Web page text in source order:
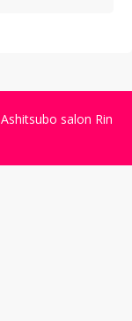
Ashitsubo salon Rin